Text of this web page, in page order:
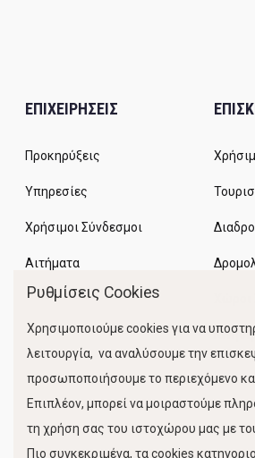
ΕΠΙΧΕΙΡΗΣΕΙΣ
Προκηρύξεις
Υπηρεσίες
Χρήσιμοι Σύνδεσμοι
Αιτήματα
Ρυθμίσεις Cookies
Χρησιμοποιούμε cookies για να
λειτουργία, να αναλύσουμε την
προσωποποιήσουμε το περιεχόμενο
Επιπλέον, μπορεί να μοιραστούμε
τη χρήση σας του ιστοχώρου μας με
Πιο συγκεκριμένα, τα cookies